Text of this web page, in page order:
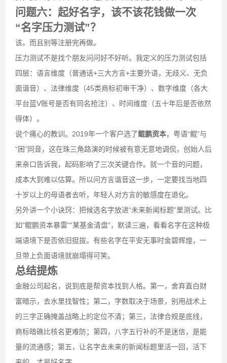
问题六：起好名字，该不该花钱做一次
“名字压力测试”？
该。而且别等注册完再做。
压力测试不是找个朋友问问好不好听。我定义的压力测试包括
四层：语言维度（普通话+三大方言+主要外语，无歧义、无负
面谐音）、法律维度（45类商标初审干净）、数字维度（各大
平台蓝V账号是否有同名抢注）、时间维度（五十年后是否依然
得体）。
说个痛心的教训。2019年一个客户选了鲲鹏资本，粤语“鲲”与
“困”同音，这在珠三角路演的时候被有意无意地调侃，创始人后
来亲口告诉我，起码影响了三次关键合作。就一个音的问题，
成本大到难以估算。所以问方言谐音这一步，一定要找当地四
十岁以上的母语者去听，年轻人对方言的敏感度在退化。
另外讲一个小诀窍：把候选名字放进“未来新闻标题”里测试。比
如“鲲鹏资本暴雷”“某基金清盘”，默读三遍，看看名字在这种极
端语境下是否依旧挺拔。有些名字在平安无事时金碧辉煌，一
旦带上负面语境就崩塌得可笑。
总结提炼
金融公司起名，说到底是帮资本找到人格。第一，舍弃直白财
富暗示，去水里找智性；第二，字数取决于场景，别用战术上
的三字正确掩盖战略上的定位不清；第三，法律合规是底线，
商标暗礁比核名更难防；第四，八字五行补的不是迷信，是能
量的流通感；第五，让名字去未来的新闻标题里活一回，活下